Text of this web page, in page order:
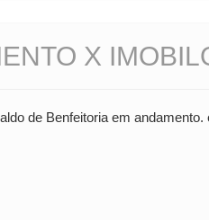
X
de Benfeitoria em